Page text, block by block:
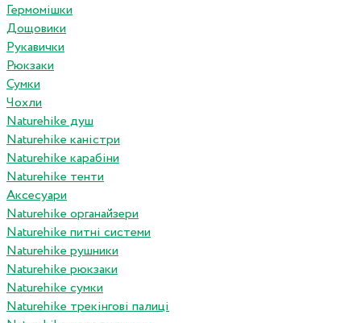
Гермомішки
Дощовики
Рукавички
Рюкзаки
Сумки
Чохли
Naturehike душ
Naturehike каністри
Naturehike карабіни
Naturehike тенти
Аксесуари
Naturehike органайзери
Naturehike питні системи
Naturehike рушники
Naturehike рюкзаки
Naturehike сумки
Naturehike трекінгові палиці